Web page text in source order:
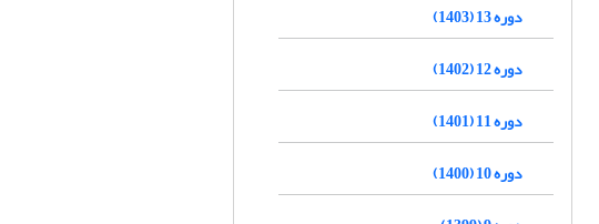
دوره 13 (1403)
دوره 12 (1402)
دوره 11 (1401)
دوره 10 (1400)